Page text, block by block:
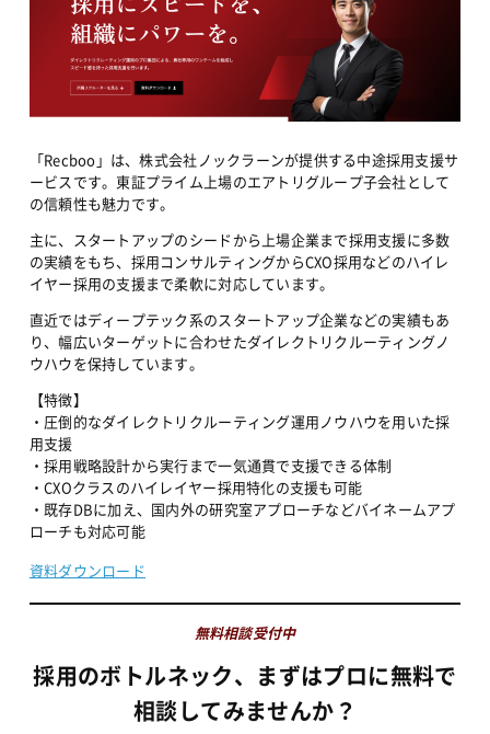
「Recboo」は、株式会社ノックラーンが提供する中途採用支援サ
ービスです。東証プライム上場のエアトリグループ子会社として
の信頼性も魅力です。
主に、スタートアップのシードから上場企業まで採用支援に多数
の実績をもち、採用コンサルティングからCXO採用などのハイレ
イヤー採用の支援まで柔軟に対応しています。
直近ではディープテック系のスタートアップ企業などの実績もあ
り、幅広いターゲットに合わせたダイレクトリクルーティングノ
ウハウを保持しています。
【特徴】
・圧倒的なダイレクトリクルーティング運用ノウハウを用いた採
用支援
・採用戦略設計から実行まで一気通貫で支援できる体制
・CXOクラスのハイレイヤー採用特化の支援も可能
・既存DBに加え、国内外の研究室アプローチなどバイネームアプ
ローチも対応可能
資料ダウンロード
無料相談受付中
採用のボトルネック、まずはプロに無料で
相談してみませんか？